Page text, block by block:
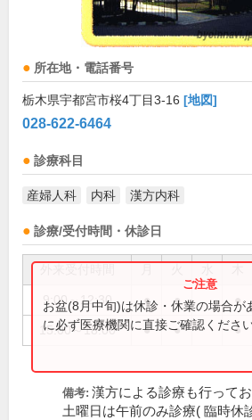
所在地・電話番号
栃木県宇都宮市桜4丁目3-16 [地図]
028-622-6464
診療科目
産婦人科 内科 漢方内科
診療/受付時間・休診日
9:00～12:30 ● ● ●
15:00～18:00 ● ● ●
お盆(8月中旬)は休診・休業の場合が
に必ず医療機関に直接ご確認ください
備考: 漢方による診療も行って
土曜日は午前のみ診療( 臨時休